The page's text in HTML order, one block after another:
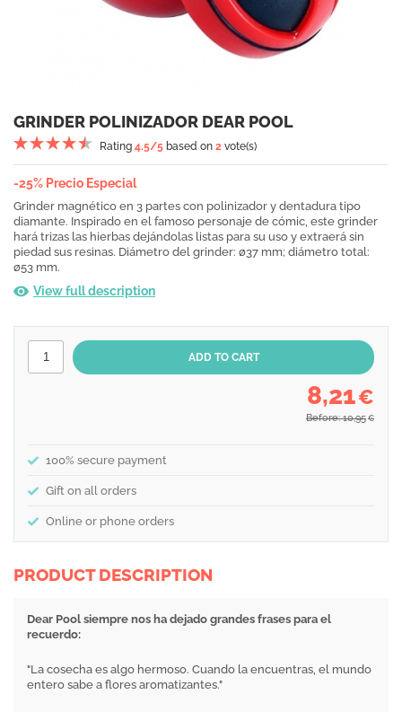
GRINDER POLINIZADOR DEAR POOL
Rating 4.5/5 based on 2 vote(s)
-25% Precio Especial
Grinder magnético en 3 partes con polinizador y dentadura tipo
diamante. Inspirado en el famoso personaje de cómic, este grinder
hará trizas las hierbas dejándolas listas para su uso y extraerá sin
piedad sus resinas. Diámetro del grinder: ø37 mm; diámetro total:
ø53 mm.
View full description
8,21€
Before: 10,95 €
100% secure payment
Gift on all orders
Online or phone orders
PRODUCT DESCRIPTION
Dear Pool siempre nos ha dejado grandes frases para el
recuerdo:
"La cosecha es algo hermoso. Cuando la encuentras, el mundo
entero sabe a flores aromatizantes."